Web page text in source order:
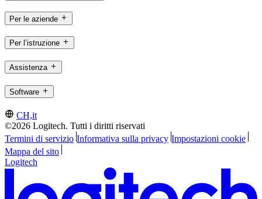
Per le aziende
Per l’istruzione
Assistenza
Software
CH,it
©2026 Logitech. Tutti i diritti riservati
Termini di servizio Informativa sulla privacy Impostazioni cookie
Mappa del sito
Logitech